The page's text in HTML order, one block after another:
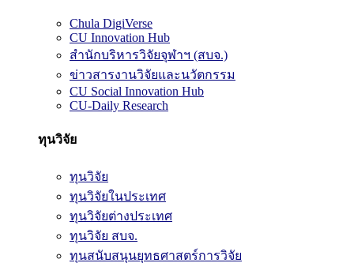
Chula DigiVerse
CU Innovation Hub
สำนักบริหารวิจัยจุฬาฯ (สบจ.)
ข่าวสารงานวิจัยและนวัตกรรม
CU Social Innovation Hub
CU-Daily Research
ทุนวิจัย
ทุนวิจัย
ทุนวิจัยในประเทศ
ทุนวิจัยต่างประเทศ
ทุนวิจัย สบจ.
ทุนสนับสนุนยุทธศาสตร์การวิจัย